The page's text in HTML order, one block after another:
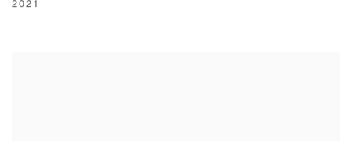
2021